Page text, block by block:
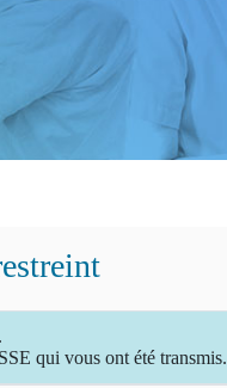
qui vous ont été transmis.